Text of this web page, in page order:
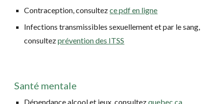
Contraception, consultezce pdf en ligne
Infections transmissibles sexuellement et par le sang,
consultezprévention des ITSS
Santé mentale
Dépendance alcool et jeux, consultezquebec.ca